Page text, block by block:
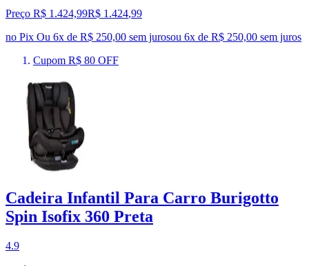
Preço R$ 1.424,99R$ 1.424,99
no Pix Ou 6x de R$ 250,00 sem jurosou 6x de R$ 250,00 sem juros
Cupom R$ 80 OFF
Cadeira Infantil Para Carro Burigotto
Spin Isofix 360 Preta
4.9